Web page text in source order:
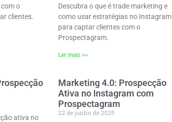
o
clientes.
Descubra o que é trade marketing e
como usar estratégias no Instagram
para captar clientes com o
Prospectagram.
Ler mais >>
ativa no
Marketing 4.0: Prospecção
Ativa no Instagram com
Prospectagram
22 de junho de 2025